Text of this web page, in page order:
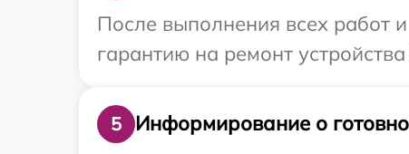
После выполнения всех работ
гарантию на ремонт
5
Информирование о